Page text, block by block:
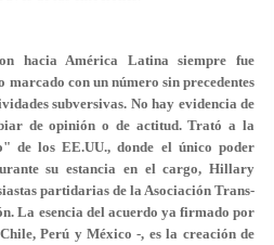
hacia América Latina siempre fue
con un número sin precedentes
subversivas. No hay evidencia de
de opinión o de actitud. Trató a la
de los EE.UU., donde el único poder
su estancia en el cargo, Hillary
partidarias de la Asociación Trans-
La esencia del acuerdo ya firmado por
Perú y México -, es la creación de